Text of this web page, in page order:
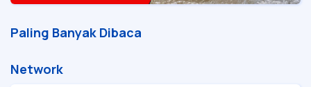
Paling Banyak Dibaca
Network